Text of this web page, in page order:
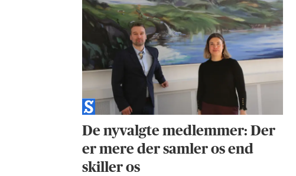
De nyvalgte medlemmer: Der
er mere der samler os end
skiller os